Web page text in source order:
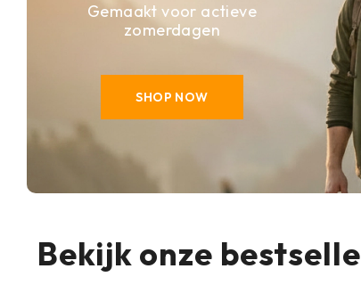
Gemaakt voor actieve
zomerdagen
SHOP NOW
Bekijk onze